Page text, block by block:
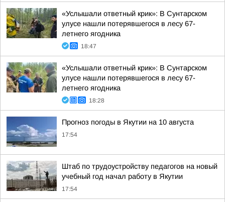
«Услышали ответный крик»: В Сунтарском
улусе нашли потерявшегося в лесу 67-
летнего ягодника
18:47
«Услышали ответный крик»: В Сунтарском
улусе нашли потерявшегося в лесу 67-
летнего ягодника
18:28
Прогноз погоды в Якутии на 10 августа
17:54
Штаб по трудоустройству педагогов на новый
учебный год начал работу в Якутии
17:54